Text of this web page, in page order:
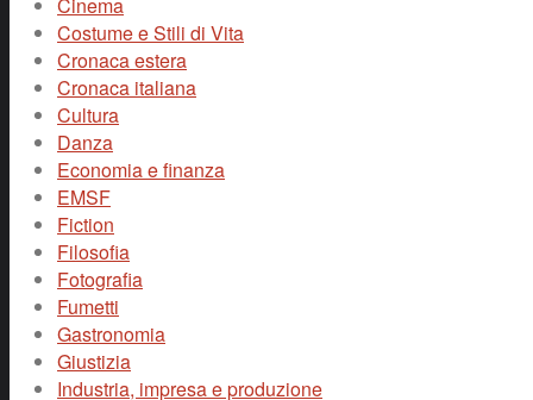
Costume e Stili di Vita
Cronaca estera
Cronaca italiana
Cultura
Danza
Economia e finanza
EMSF
Fiction
Filosofia
Fotografia
Fumetti
Gastronomia
Giustizia
Industria, impresa e produzione